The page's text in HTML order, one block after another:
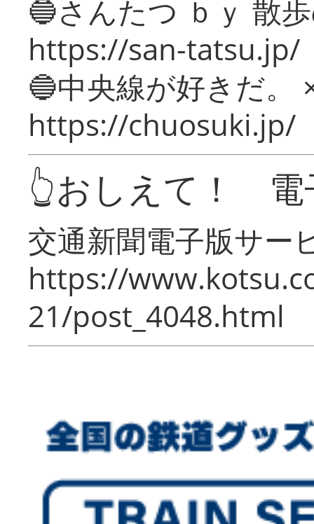
🔵さんたつ ｂｙ 散
https://san-tatsu.jp/
🔵中央線が好きだ。
https://chuosuki.jp/
👆おしえて！ 電
交通新聞電子版サー
https://
21/post_4048.html